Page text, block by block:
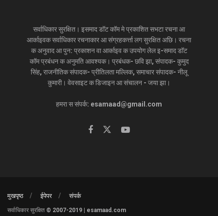
सर्वाधिकार सुरक्षित। इसमाद डॉट कॉम मे प्रकाशित सभटा रचना आ
आर्काइवक सर्वाधिकार रचनाकार आ संग्रहकर्त्ता लग सुरक्षित अछि। रचना
क अनुवाद आ पुन: प्रकाशन वा आर्काइव क उपयोग लेल इ-समाद डॉट
कॉम प्रबंधन क अनुमति आवश्यक। प्रबंधक- छवि झा, संपादक- कुमुद
सिंह, राजनीतिक संपादक- प्रीतिलता मल्लिक, समाचार संपादक- नीलू
कुमारी। वेवसाइट क डिजाइन आ संचालन - जया झा।
हमरा स संपर्क: esamaad@gmail.com
मुखपृष्ठ ईपेपर संपर्क
सर्वाधिकार सुरक्षित © 2007-2019 | esamaad.com